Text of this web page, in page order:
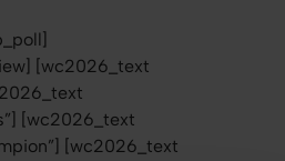
[wc2026_text
[wc2026_text
[wc2026_text